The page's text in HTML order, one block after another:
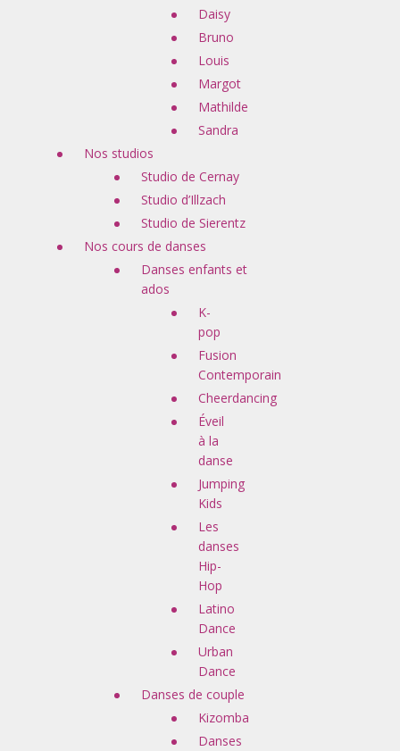
Daisy
Bruno
Louis
Margot
Mathilde
Sandra
Nos studios
Studio de Cernay
Studio d’Illzach
Studio de Sierentz
Nos cours de danses
Danses enfants et
ados
K-
pop
Fusion
Contemporain
Cheerdancing
Éveil
à la
danse
Jumping
Kids
Les
danses
Hip-
Hop
Latino
Dance
Urban
Dance
Danses de couple
Kizomba
Danses